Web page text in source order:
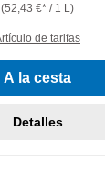
(52,43 €* / 1 L)
de tarifas
A la cesta
Detalles